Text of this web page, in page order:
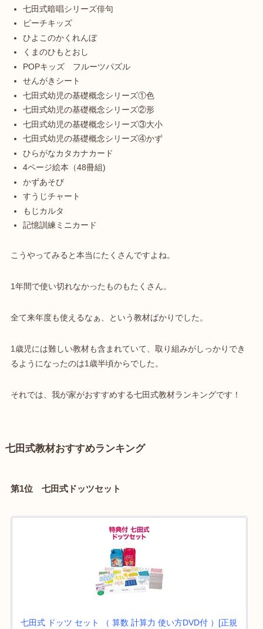
七田式暗唱シリーズ俳句
ピーチキッズ
ひよこのかくれんぼ
くまのひもとおし
POPキッズ フルーツパズル
せんがきシート
七田式幼児の基礎概念シリーズ①色
七田式幼児の基礎概念シリーズ②形
七田式幼児の基礎概念シリーズ③大小
七田式幼児の基礎概念シリーズ④かず
ひらがなカタカナカード
4ページ絵本（48冊組)
かずあそび
すうじチャート
もじカルタ
記憶訓練ミニカード
こうやってみると本当にたくさんですよね。
1年間で使い切れなかったものもたくさん。
全て来年度も使えるなぁ、という教材ばかりでした。
1歳児には難しい教材も含まれていて、取り組みがしっかりでき
るようになったのは1歳半頃からでした。
それでは、我が家がおすすめする七田式教材ランキングです！
七田式教材おすすめランキング
第1位 七田式ドッツセット
七田式 ドッツ セット （ 算数 計算力 使い方DVD付 ）[正規